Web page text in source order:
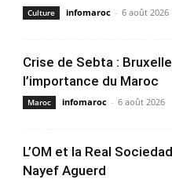
Culture infomaroc - 6 août 2026
Crise de Sebta :
l’importance du Maroc
Maroc infomaroc - 6 août 2026
L’OM et la Real
Nayef Aguerd